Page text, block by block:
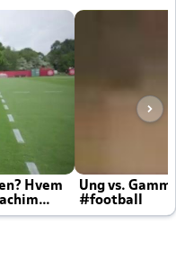
Hvem
Ung vs.
#football